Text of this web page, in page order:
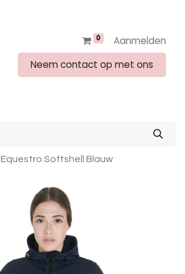
0
Aanmelden
Neem contact op met ons
Equestro Softshell Blauw